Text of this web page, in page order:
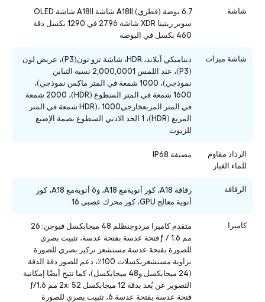
شاشة
6.7 بوصة (قطري) A18ll شاشة A18ll شاشة OLED
سوبر ريتينا XDR شاشة 2796 في 1290 بكسل دقة
460 بكسل في البوصة
شاشة ميزات
ديناميكي آيلاند، HDR، شاشة ترو تون(P3)، عريض لون
(P3)، عند اللمس 2,000,0001 نسبة التباين
نموذجي)، 1000 شمعة في المتر ماكس نموذجي)،
1600 شمعة في المتر السطوع (HDR)، 2000 شمعة
في المتر المربعخارجيHDR)، 1000 شمعة في المتر
المربع (HDR)، 1 الحد الادني السطوع بصمة الإصبع
للزيوت
الرذاذ مقاوم
للماء الغبار
مصنفة IP68
الرقاقة
رقاقة A18، كور أنويةمع A18، و6 أنويةمع A18، كور
أنوية معالج GPU، كور محرك عصبي 16
كاميرا
متقدم كاميرا مزدوجنظلم 48 ميجابكسل فيوجن: 26
مم ƒ / 1.6 فتحة عدسة بفتحة عدسة، تثبيت بصري
للصورة بفتحة عدسة مستشعر تركيز بصري للصورة
بزاوية مستشعربكسلات 100٪، دعم للصور دقة الدقة
(24 ميجابكسل و48 ميجابكسل)، كما تتيح أيضًا إمكانية
التصوير عن بُعد بدقة 12 ميجابكسل 2x: 52 مم ƒ/1.6
فتحة عدسة بفتحة عدسة 6، تثبيت بصري للصورة